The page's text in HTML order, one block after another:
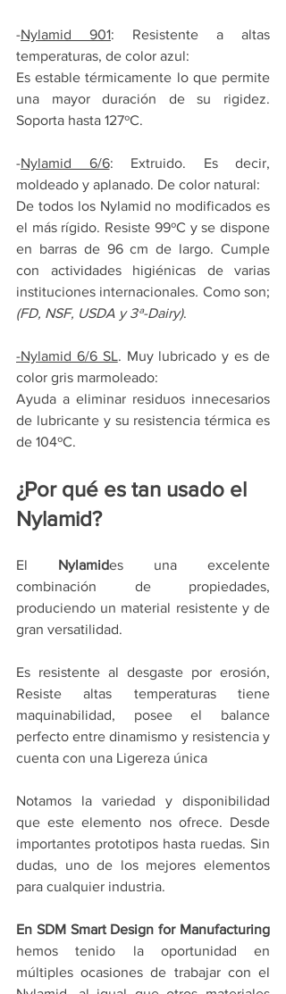
-Nylamid 901: Resistente a altas
temperaturas, de color azul:
Es estable térmicamente lo que permite
una mayor duración de su rigidez.
Soporta hasta 127ºC.
-Nylamid 6/6: Extruido. Es decir,
moldeado y aplanado. De color natural:
De todos los Nylamid no modificados es
el más rígido. Resiste 99ºC y se dispone
en barras de 96 cm de largo. Cumple
con actividades higiénicas de varias
instituciones internacionales. Como son;
(FD, NSF, USDA y 3ª-Dairy).
-Nylamid 6/6 SL. Muy lubricado y es de
color gris marmoleado:
Ayuda a eliminar residuos innecesarios
de lubricante y su resistencia térmica es
de 104ºC.
¿Por qué es tan usado el
Nylamid?
El Nylamides una excelente
combinación de propiedades,
produciendo un material resistente y de
gran versatilidad.
Es resistente al desgaste por erosión,
Resiste altas temperaturas tiene
maquinabilidad, posee el balance
perfecto entre dinamismo y resistencia y
cuenta con una Ligereza única
Notamos la variedad y disponibilidad
que este elemento nos ofrece. Desde
importantes prototipos hasta ruedas. Sin
dudas, uno de los mejores elementos
para cualquier industria.
hemos tenido la oportunidad en
múltiples ocasiones de trabajar con el